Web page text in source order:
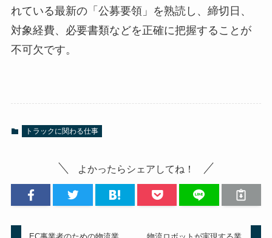
れている最新の「公募要領」を熟読し、締切日、
対象経費、必要書類などを正確に把握することが
不可欠です。
トラックに関わる仕事
よかったらシェアしてね！